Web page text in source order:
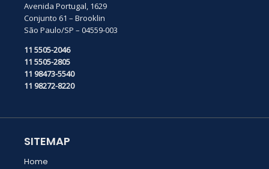
Avenida Portugal, 1629
Conjunto 61 – Brooklin
São Paulo/SP – 04559-003
11 5505-2046
11 5505-2805
11 98473-5540
11 98272-8220
SITEMAP
Home